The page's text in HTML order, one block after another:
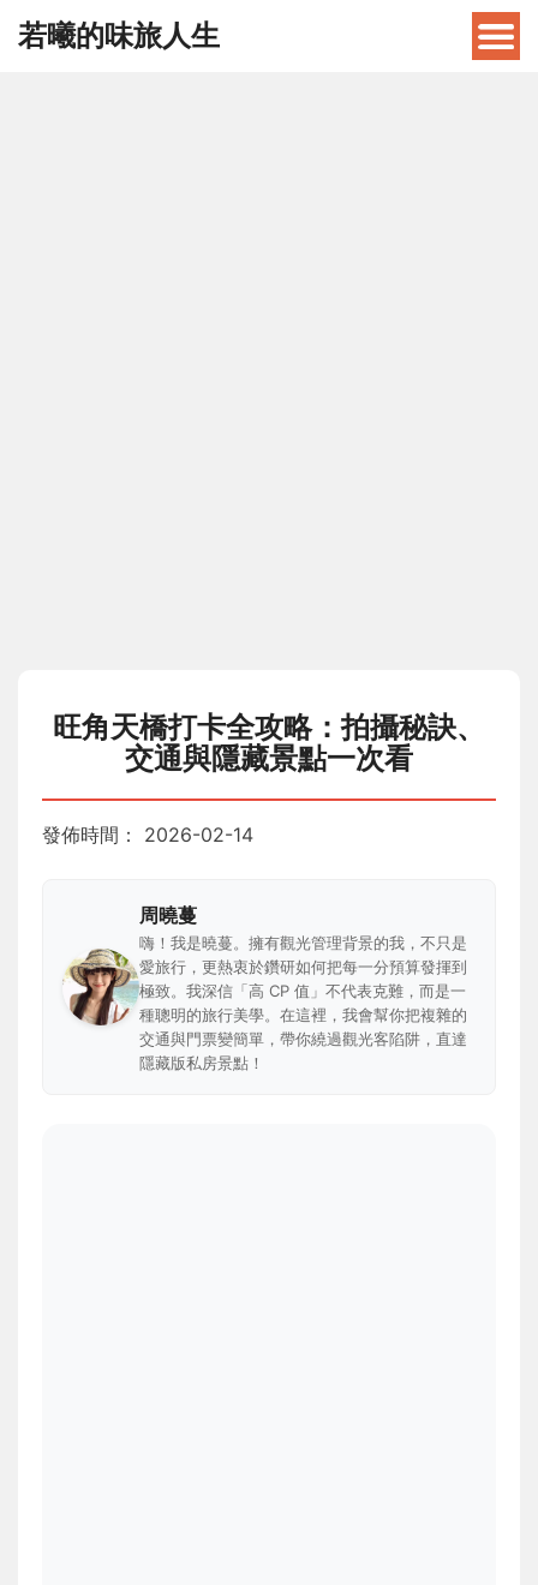
若曦的味旅人生
旺角天橋打卡全攻略：拍攝秘訣、
交通與隱藏景點一次看
發佈時間： 2026-02-14
周曉蔓
嗨！我是曉蔓。擁有觀光管理背景的我，不只是
愛旅行，更熱衷於鑽研如何把每一分預算發揮到
極致。我深信「高 CP 值」不代表克難，而是一
種聰明的旅行美學。在這裡，我會幫你把複雜的
交通與門票變簡單，帶你繞過觀光客陷阱，直達
隱藏版私房景點！